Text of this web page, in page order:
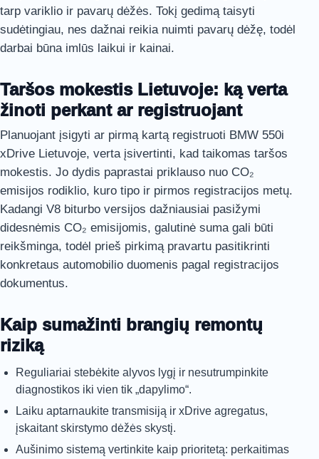
tarp variklio ir pavarų dėžės. Tokį gedimą taisyti
sudėtingiau, nes dažnai reikia nuimti pavarų dėžę, todėl
darbai būna imlūs laikui ir kainai.
Taršos mokestis Lietuvoje: ką verta
žinoti perkant ar registruojant
Planuojant įsigyti ar pirmą kartą registruoti BMW 550i
xDrive Lietuvoje, verta įsivertinti, kad taikomas taršos
mokestis. Jo dydis paprastai priklauso nuo CO₂
emisijos rodiklio, kuro tipo ir pirmos registracijos metų.
Kadangi V8 biturbo versijos dažniausiai pasižymi
didesnėmis CO₂ emisijomis, galutinė suma gali būti
reikšminga, todėl prieš pirkimą pravartu pasitikrinti
konkretaus automobilio duomenis pagal registracijos
dokumentus.
Kaip sumažinti brangių remontų
riziką
Reguliariai stebėkite alyvos lygį ir nesutrumpinkite
diagnostikos iki vien tik „dapylimo“.
Laiku aptarnaukite transmisiją ir xDrive agregatus,
įskaitant skirstymo dėžės skystį.
Aušinimo sistemą vertinkite kaip prioritetą: perkaitimas